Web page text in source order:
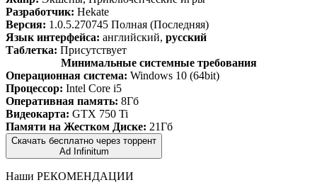
Разработчик: Hekate
Версия: 1.0.5.270745 Полная (Последняя)
Язык интерфейса: английский, русский
Таблетка: Присутствует
Минимальные системные требования
Операционная система: Windows 10 (64bit)
Процессор: Intel Core i5
Оперативная память: 8Гб
Видеокарта: GTX 750 Ti
Памяти на Жестком Диске: 21Гб
Скачать бесплатно через торрент
Ad Infinitum
Наши РЕКОМЕНДАЦИИ